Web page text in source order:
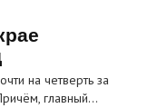
на четверть за
главный…